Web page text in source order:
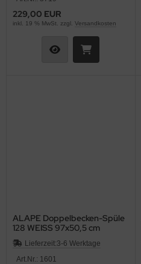
229,00 EUR
inkl. 19 % MwSt. zzgl. Versandkosten
ALAPE Doppelbecken-Spüle
128 WEISS 97x50,5 cm
Lieferzeit:3-6 Werktage
Art.Nr.: 1601